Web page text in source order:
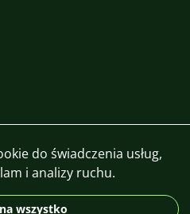
do świadczenia usług,
i analizy ruchu.
wszystko